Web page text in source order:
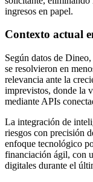
ingresos en papel.
Contexto actual
Según datos de
se resolvieron en
relevancia ante la
imprevistos, donde la
mediante APIs
La integración de
riesgos con precisión
enfoque tecnológico
financiación ágil, con
digitales durante el